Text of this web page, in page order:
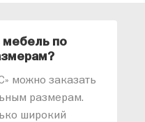
мебель по
можно заказать
размерам.
широкий